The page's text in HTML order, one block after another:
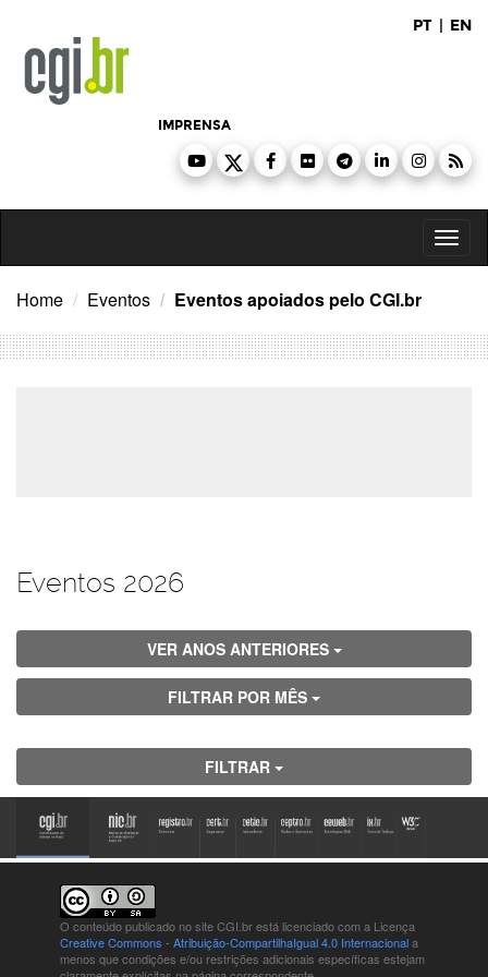
conteúdo
PT | EN
IMPRENSA
Home Eventos Eventos apoiados pelo CGI.br
Eventos 2026
VER ANOS ANTERIORES
FILTRAR POR MÊS
FILTRAR
O conteúdo publicado no site CGI.br está licenciado com a Licença
Creative Commons - Atribuição-CompartilhaIgual 4.0 Internacionala
menos que condições e/ou restrições adicionais específicas estejam